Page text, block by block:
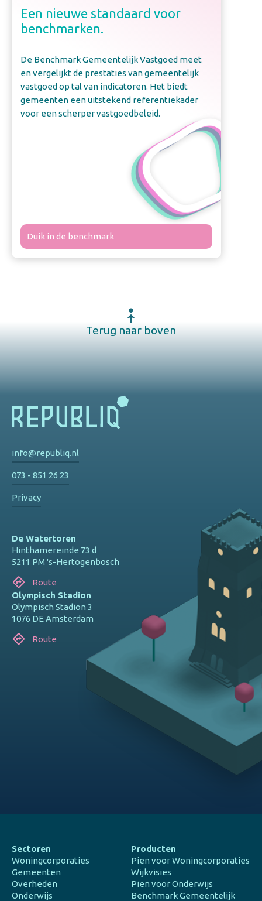
Een nieuwe standaard voor
benchmarken.
De Benchmark Gemeentelijk Vastgoed meet
en vergelijkt de prestaties van gemeentelijk
vastgoed op tal van indicatoren. Het biedt
gemeenten een uitstekend referentiekader
voor een scherper vastgoedbeleid.
Duik in de benchmark
Terug naar boven
info@republiq.nl
073 - 851 26 23
Privacy
De Watertoren
Hinthamereinde 73 d
5211 PM 's-Hertogenbosch
Route
Olympisch Stadion
Olympisch Stadion 3
1076 DE Amsterdam
Route
Sectoren
Woningcorporaties
Gemeenten
Overheden
Onderwijs
Producten
Pien voor Woningcorporaties
Wijkvisies
Pien voor Onderwijs
Benchmark Gemeentelijk